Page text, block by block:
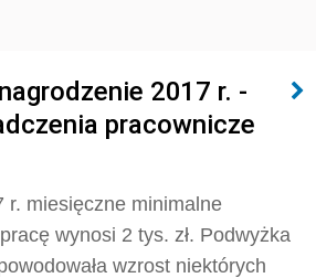
2017 r. -
pracownicze
r. miesięczne minimalne
wynosi 2 tys. zł. Podwyżka
wzrost niektórych